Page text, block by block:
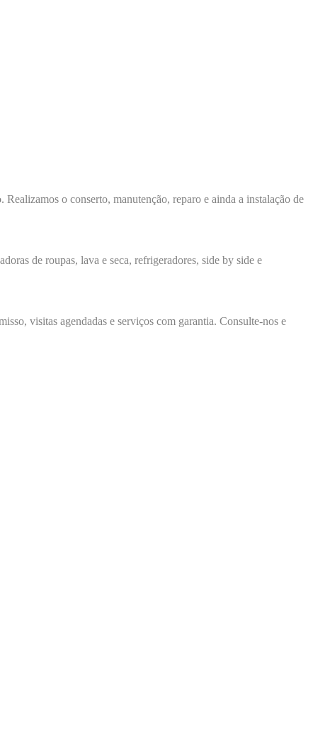
o conserto, manutenção, reparo e ainda a instalação de
de roupas, lava e seca, refrigeradores, side by side e
visitas agendadas e serviços com garantia. Consulte-nos e